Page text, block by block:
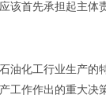
首先承担起主体
化工行业生产的
工作作出的重大